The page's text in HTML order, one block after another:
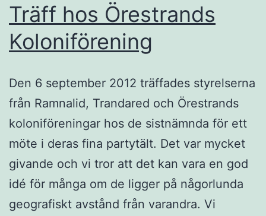
Träff hos Örestrands
Koloniförening
Den 6 september 2012 träffades styrelserna
från Ramnalid, Trandared och Örestrands
koloniföreningar hos de sistnämnda för ett
möte i deras fina partytält. Det var mycket
givande och vi tror att det kan vara en god
idé för många om de ligger på någorlunda
geografiskt avstånd från varandra. Vi